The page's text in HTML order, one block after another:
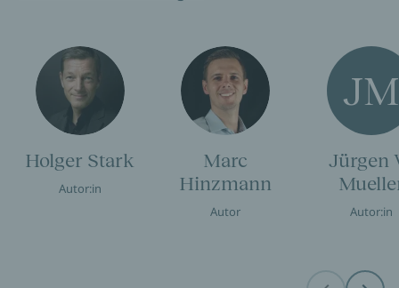
Holger Stark
Autor:in
Marc
Hinzmann
Autor
Jürgen
Autor:in